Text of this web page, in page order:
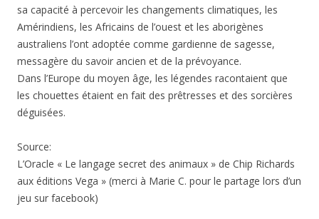
sa capacité à percevoir les changements climatiques, les
Amérindiens, les Africains de l’ouest et les aborigènes
australiens l’ont adoptée comme gardienne de sagesse,
messagère du savoir ancien et de la prévoyance.
Dans l’Europe du moyen âge, les légendes racontaient que
les chouettes étaient en fait des prêtresses et des sorcières
déguisées.
Source:
L’Oracle « Le langage secret des animaux » de Chip Richards
aux éditions Vega » (merci à Marie C. pour le partage lors d’un
jeu sur facebook)